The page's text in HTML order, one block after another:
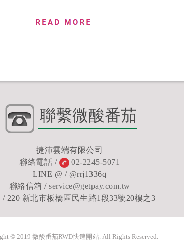
聯繫微酸番茄
捷沛雲端有限公司
聯絡電話 /
02-2245-5071
LINE @ / @rrj1336q
聯絡信箱 / service@getpay.com.tw
/ 220 新北市板橋區民生路1段33號20樓之3
© 2019 微酸番茄RWD快速開站. All Rights Reserved.